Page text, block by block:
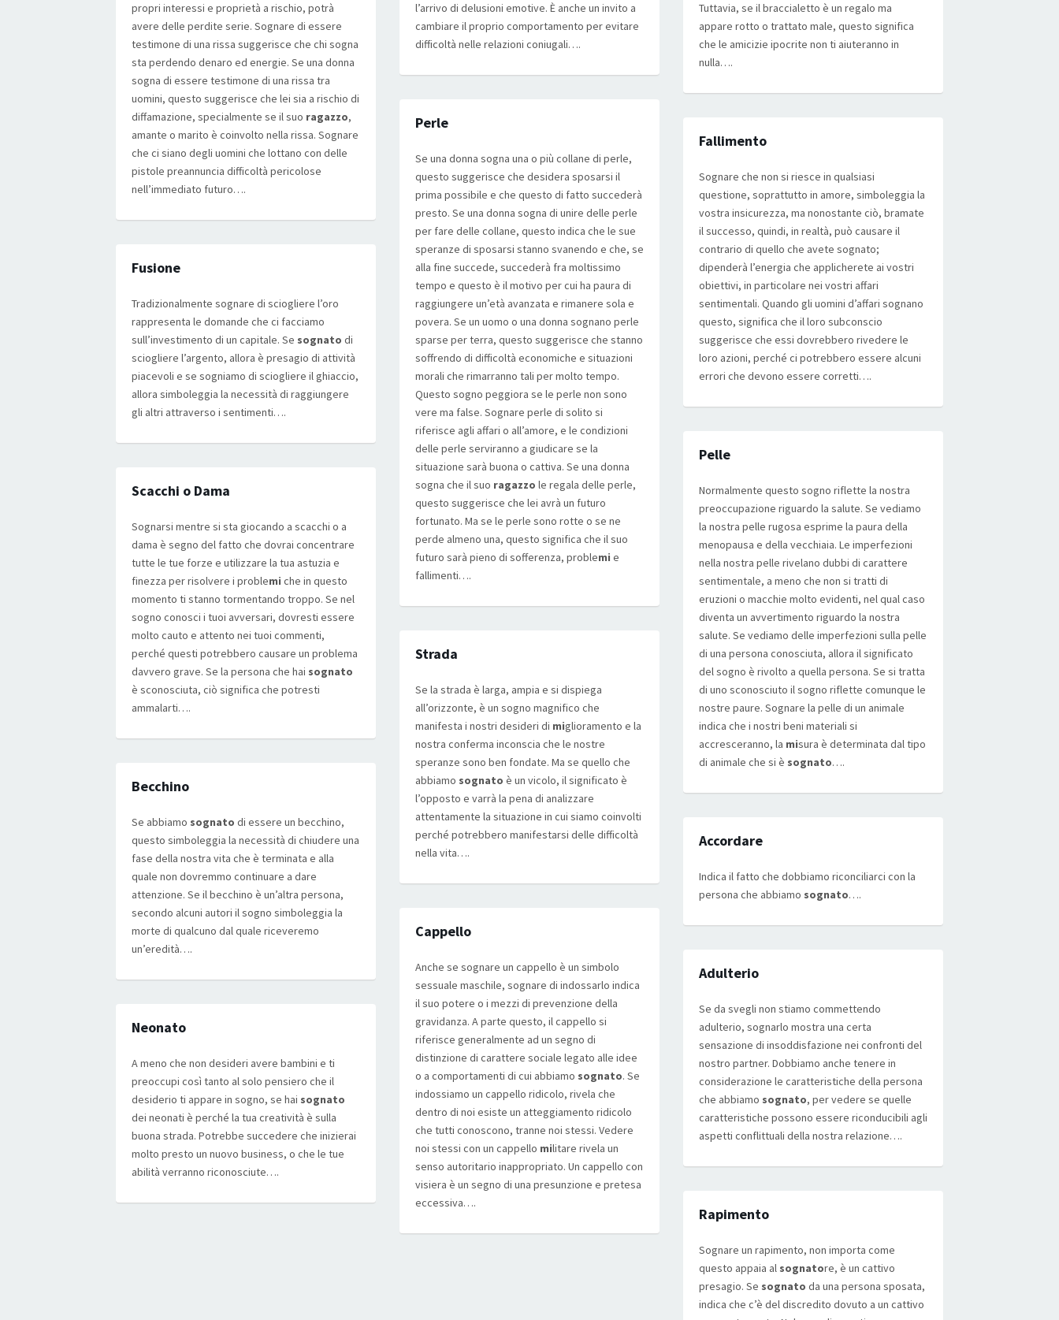
Tuttavia, se il braccialetto è un regalo ma
appare rotto o trattato male, questo significa
che le amicizie ipocrite non ti aiuteranno in
nulla….
l’arrivo di delusioni emotive. È anche un invito a
cambiare il proprio comportamento per evitare
difficoltà nelle relazioni coniugali….
propri interessi e proprietà a rischio, potrà
avere delle perdite serie. Sognare di essere
testimone di una rissa suggerisce che chi sogna
sta perdendo denaro ed energie. Se una donna
sogna di essere testimone di una rissa tra
uomini, questo suggerisce che lei sia a rischio di
diffamazione, specialmente se il suo ragazzo,
amante o marito è coinvolto nella rissa. Sognare
che ci siano degli uomini che lottano con delle
pistole preannuncia difficoltà pericolose
nell’immediato futuro….
Perle
Se una donna sogna una o più collane di perle,
questo suggerisce che desidera sposarsi il
prima possibile e che questo di fatto succederà
presto. Se una donna sogna di unire delle perle
per fare delle collane, questo indica che le sue
speranze di sposarsi stanno svanendo e che, se
alla fine succede, succederà fra moltissimo
tempo e questo è il motivo per cui ha paura di
raggiungere un’età avanzata e rimanere sola e
povera. Se un uomo o una donna sognano perle
sparse per terra, questo suggerisce che stanno
soffrendo di difficoltà economiche e situazioni
morali che rimarranno tali per molto tempo.
Questo sogno peggiora se le perle non sono
vere ma false. Sognare perle di solito si
riferisce agli affari o all’amore, e le condizioni
delle perle serviranno a giudicare se la
situazione sarà buona o cattiva. Se una donna
sogna che il suo ragazzo le regala delle perle,
questo suggerisce che lei avrà un futuro
fortunato. Ma se le perle sono rotte o se ne
perde almeno una, questo significa che il suo
futuro sarà pieno di sofferenza, problemi e
fallimenti….
Fallimento
Sognare che non si riesce in qualsiasi
questione, soprattutto in amore, simboleggia la
vostra insicurezza, ma nonostante ciò, bramate
il successo, quindi, in realtà, può causare il
contrario di quello che avete sognato;
dipenderà l’energia che applicherete ai vostri
obiettivi, in particolare nei vostri affari
sentimentali. Quando gli uomini d’affari sognano
questo, significa che il loro subconscio
suggerisce che essi dovrebbero rivedere le
loro azioni, perché ci potrebbero essere alcuni
errori che devono essere corretti….
Fusione
Tradizionalmente sognare di sciogliere l’oro
rappresenta le domande che ci facciamo
sull’investimento di un capitale. Se sognato di
sciogliere l’argento, allora è presagio di attività
piacevoli e se sogniamo di sciogliere il ghiaccio,
allora simboleggia la necessità di raggiungere
gli altri attraverso i sentimenti….
Pelle
Normalmente questo sogno riflette la nostra
preoccupazione riguardo la salute. Se vediamo
la nostra pelle rugosa esprime la paura della
menopausa e della vecchiaia. Le imperfezioni
nella nostra pelle rivelano dubbi di carattere
sentimentale, a meno che non si tratti di
eruzioni o macchie molto evidenti, nel qual caso
diventa un avvertimento riguardo la nostra
salute. Se vediamo delle imperfezioni sulla pelle
di una persona conosciuta, allora il significato
del sogno è rivolto a quella persona. Se si tratta
di uno sconosciuto il sogno riflette comunque le
nostre paure. Sognare la pelle di un animale
indica che i nostri beni materiali si
accresceranno, la misura è determinata dal tipo
di animale che si è sognato….
Scacchi o Dama
Sognarsi mentre si sta giocando a scacchi o a
dama è segno del fatto che dovrai concentrare
tutte le tue forze e utilizzare la tua astuzia e
finezza per risolvere i problemi che in questo
momento ti stanno tormentando troppo. Se nel
sogno conosci i tuoi avversari, dovresti essere
molto cauto e attento nei tuoi commenti,
perché questi potrebbero causare un problema
davvero grave. Se la persona che hai sognato
è sconosciuta, ciò significa che potresti
ammalarti….
Strada
Se la strada è larga, ampia e si dispiega
all’orizzonte, è un sogno magnifico che
manifesta i nostri desideri di miglioramento e la
nostra conferma inconscia che le nostre
speranze sono ben fondate. Ma se quello che
abbiamo sognato è un vicolo, il significato è
l’opposto e varrà la pena di analizzare
attentamente la situazione in cui siamo coinvolti
perché potrebbero manifestarsi delle difficoltà
nella vita….
Becchino
Se abbiamo sognato di essere un becchino,
questo simboleggia la necessità di chiudere una
fase della nostra vita che è terminata e alla
quale non dovremmo continuare a dare
attenzione. Se il becchino è un’altra persona,
secondo alcuni autori il sogno simboleggia la
morte di qualcuno dal quale riceveremo
un’eredità….
Accordare
Indica il fatto che dobbiamo riconciliarci con la
persona che abbiamo sognato….
Cappello
Anche se sognare un cappello è un simbolo
sessuale maschile, sognare di indossarlo indica
il suo potere o i mezzi di prevenzione della
gravidanza. A parte questo, il cappello si
riferisce generalmente ad un segno di
distinzione di carattere sociale legato alle idee
o a comportamenti di cui abbiamo sognato. Se
indossiamo un cappello ridicolo, rivela che
dentro di noi esiste un atteggiamento ridicolo
che tutti conoscono, tranne noi stessi. Vedere
noi stessi con un cappello militare rivela un
senso autoritario inappropriato. Un cappello con
visiera è un segno di una presunzione e pretesa
eccessiva….
Adulterio
Se da svegli non stiamo commettendo
adulterio, sognarlo mostra una certa
sensazione di insoddisfazione nei confronti del
nostro partner. Dobbiamo anche tenere in
considerazione le caratteristiche della persona
che abbiamo sognato, per vedere se quelle
caratteristiche possono essere riconducibili agli
aspetti conflittuali della nostra relazione….
Neonato
A meno che non desideri avere bambini e ti
preoccupi così tanto al solo pensiero che il
desiderio ti appare in sogno, se hai sognato
dei neonati è perché la tua creatività è sulla
buona strada. Potrebbe succedere che inizierai
molto presto un nuovo business, o che le tue
abilità verranno riconosciute….
Rapimento
Sognare un rapimento, non importa come
questo appaia al sognatore, è un cattivo
presagio. Se sognato da una persona sposata,
indica che c’è del discredito dovuto a un cattivo